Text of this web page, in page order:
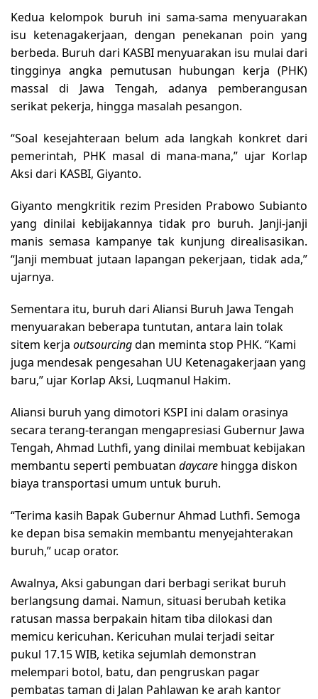
Kedua kelompok buruh ini sama-sama menyuarakan
isu ketenagakerjaan, dengan penekanan poin yang
berbeda. Buruh dari KASBI menyuarakan isu mulai dari
tingginya angka pemutusan hubungan kerja (PHK)
massal di Jawa Tengah, adanya pemberangusan
serikat pekerja, hingga masalah pesangon.
“Soal kesejahteraan belum ada langkah konkret dari
pemerintah, PHK masal di mana-mana,” ujar Korlap
Aksi dari KASBI, Giyanto.
Giyanto mengkritik rezim Presiden Prabowo Subianto
yang dinilai kebijakannya tidak pro buruh. Janji-janji
manis semasa kampanye tak kunjung direalisasikan.
“Janji membuat jutaan lapangan pekerjaan, tidak ada,”
ujarnya.
Sementara itu, buruh dari Aliansi Buruh Jawa Tengah
menyuarakan beberapa tuntutan, antara lain tolak
sitem kerja outsourcingdan meminta stop PHK. “Kami
juga mendesak pengesahan UU Ketenagakerjaan yang
baru,” ujar Korlap Aksi, Luqmanul Hakim.
Aliansi buruh yang dimotori KSPI ini dalam orasinya
secara terang-terangan mengapresiasi Gubernur Jawa
Tengah, Ahmad Luthfi, yang dinilai membuat kebijakan
membantu seperti pembuatan daycare hingga diskon
biaya transportasi umum untuk buruh.
“Terima kasih Bapak Gubernur Ahmad Luthfi. Semoga
ke depan bisa semakin membantu menyejahterakan
buruh,” ucap orator.
Awalnya, Aksi gabungan dari berbagi serikat buruh
berlangsung damai. Namun, situasi berubah ketika
ratusan massa berpakain hitam tiba dilokasi dan
memicu kericuhan. Kericuhan mulai terjadi seitar
pukul 17.15 WIB, ketika sejumlah demonstran
melempari botol, batu, dan pengruskan pagar
pembatas taman di Jalan Pahlawan ke arah kantor